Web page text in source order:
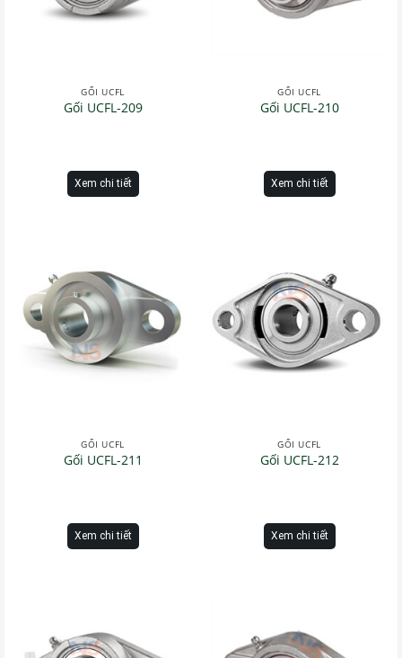
GỐI UCFL
Gối UCFL-209
Xem chi tiết
GỐI UCFL
Gối UCFL-210
Xem chi tiết
GỐI UCFL
Gối UCFL-211
Xem chi tiết
GỐI UCFL
Gối UCFL-212
Xem chi tiết